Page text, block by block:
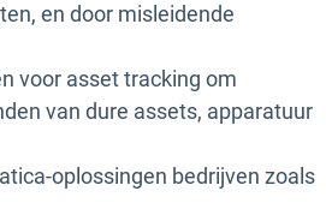
en door misleidende
voor asset tracking om
van dure assets, apparatuur
oplossingen bedrijven zoals